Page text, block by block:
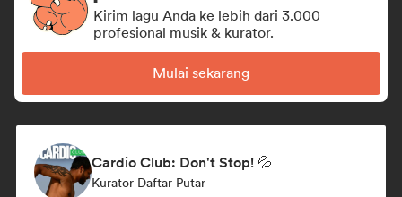
Kirim lagu Anda ke lebih dari 3.000
profesional musik & kurator.
Mulai sekarang
Cardio Club: Don't Stop! 💦
Kurator Daftar Putar